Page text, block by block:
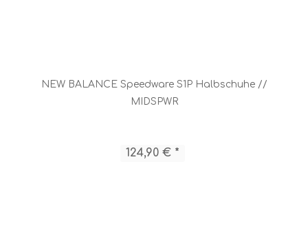
NEW BALANCE Speedware S1P Halbschuhe //
MIDSPWR
124,90 € *